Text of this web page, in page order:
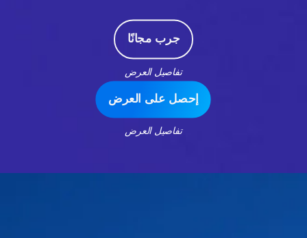
جرب مجانًا
تفاصيل العرض
إحصل على العرض
تفاصيل العرض